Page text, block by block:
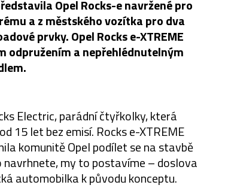
Opel Rocks-e navržené pro
a z městského vozítka pro dva
prvky. Opel Rocks e-XTREME
odpružením a nepřehlédnutelným
Electric, parádní čtyřkolky, která
15 let bez emisí. Rocks e-XTREME
komunitě Opel podílet se na stavbě
my to postavíme – doslova
automobilka k původu konceptu.